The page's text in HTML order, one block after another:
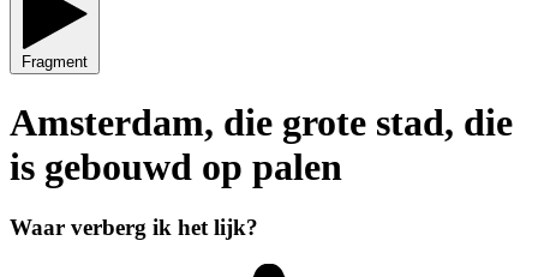
Fragment
Amsterdam, die grote stad, die
is gebouwd op palen
Waar verberg ik het lijk?